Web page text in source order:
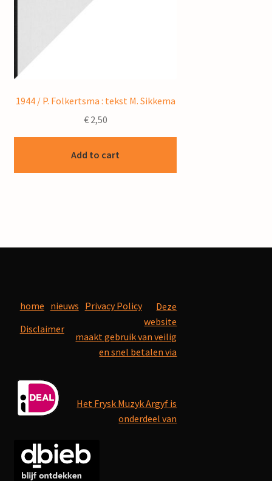
1944 / P. Folkertsma : tekst M. Sikkema
€2,50
Add to cart
home nieuws Privacy Policy
Disclaimer
Deze
website
maakt gebruik van veilig
en snel betalen via
Het Frysk Muzyk Argyf is
onderdeel van